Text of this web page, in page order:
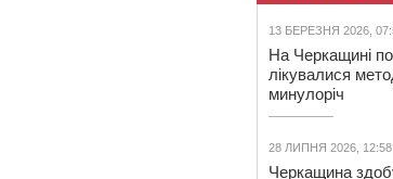
13 БЕРЕЗНЯ 2026,
На Черкащині
лікувалися
минулоріч
28 ЛИПНЯ 2026, 12:58
Черкащина